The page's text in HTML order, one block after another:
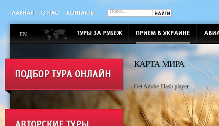
EN
КАРТА МИРА
Get Adobe Flash player